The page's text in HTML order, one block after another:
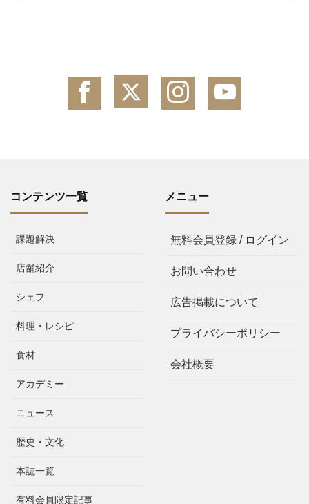
コンテンツ一覧
課題解決
店舗紹介
シェフ
料理・レシピ
食材
アカデミー
ニュース
歴史・文化
本誌一覧
有料会員限定記事
メニュー
無料会員登録 / ログイン
お問い合わせ
広告掲載について
プライバシーポリシー
会社概要